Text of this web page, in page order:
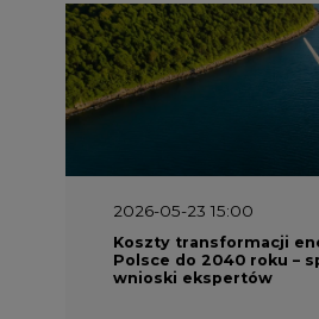
2026-05-23 15:00
Koszty transformacji
Polsce do 2040 roku –
wnioski ekspertów